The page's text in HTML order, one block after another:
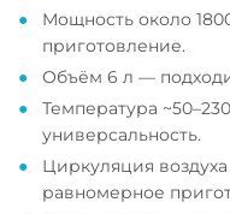
Мощность около
приготовление.
Объём 6 л —
Температура
универсальность.
Циркуляция
равномерное